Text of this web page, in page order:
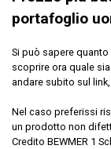
natale, San
Materiale:
Fattore di
Marchio:
Colore:
portafoglio
Si può sapere
scoprire ora quale
andare subito sul
Nel caso preferissi
un prodotto non
Credito BEWMER 1